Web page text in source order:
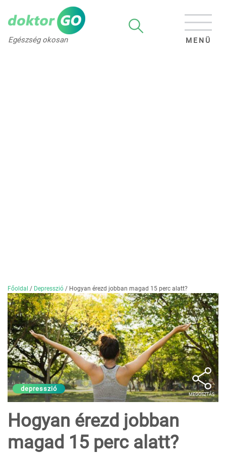
Egészség okosan MENÜ
Főoldal / Depresszió / Hogyan érezd jobban magad 15 perc alatt?
depresszió
MEGOSZTÁS
Hogyan érezd jobban
magad 15 perc alatt?